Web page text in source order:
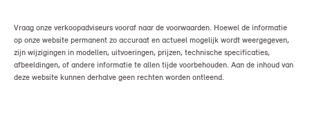
Vraag onze verkoopadviseurs vooraf naar de voorwaarden. Hoewel de informatie
op onze website permanent zo accuraat en actueel mogelijk wordt weergegeven,
zijn wijzigingen in modellen, uitvoeringen, prijzen, technische specificaties,
afbeeldingen, of andere informatie te allen tijde voorbehouden. Aan de inhoud van
deze website kunnen derhalve geen rechten worden ontleend.